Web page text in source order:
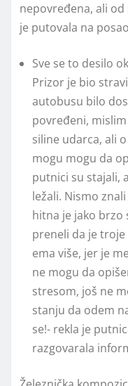
nepovređena, ali
je putovala na
Sve se to desilo
Prizor je bio
autobusu bilo
povređeni,
siline udarca, ali
mogu mogu da
putnici su stajali,
ležali. Nismo
hitna je jako brzo
preneli da je
ema više, jer je
ne mogu da
stresom, još ne
stanju da odem
se!- rekla je
razgovarala